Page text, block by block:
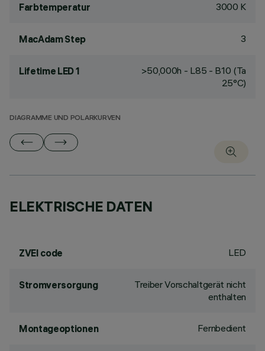
Farbtemperatur 3000 K
MacAdam Step 3
Lifetime LED 1
>50,000h - L85 - B10 (Ta
25°C)
DIAGRAMME UND POLARKURVEN
ELEKTRISCHE DATEN
ZVEI code LED
Stromversorgung
Treiber Vorschaltgerät nicht
enthalten
Montageoptionen Fernbedient